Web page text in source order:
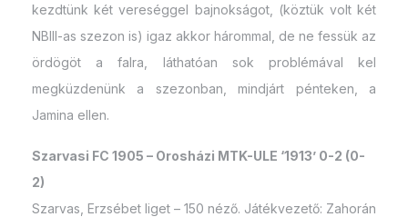
kezdtünk két vereséggel bajnokságot, (köztük volt két
NBIII-as szezon is) igaz akkor hárommal, de ne fessük az
ördögöt a falra, láthatóan sok problémával kel
megküzdenünk a szezonban, mindjárt pénteken, a
Jamina ellen.
Szarvasi FC 1905 – Orosházi MTK-ULE ‘1913’ 0-2 (0-
2)
Szarvas, Erzsébet liget – 150 néző. Játékvezető: Zahorán